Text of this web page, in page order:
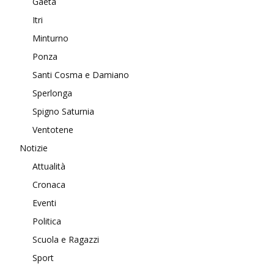
Itri
Minturno
Ponza
Santi Cosma e Damiano
Sperlonga
Spigno Saturnia
Ventotene
Notizie
Attualità
Cronaca
Eventi
Politica
Scuola e Ragazzi
Sport